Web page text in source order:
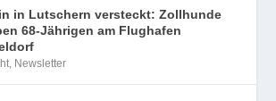
in Lutschern versteckt: Zollhunde
68-Jährigen am Flughafen
, Newsletter